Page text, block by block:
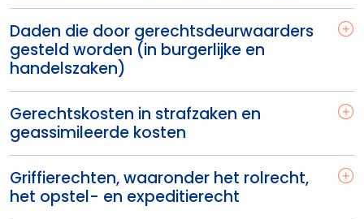
Daden die door gerechtsdeurwaarders
gesteld worden (in burgerlijke en
handelszaken)
Gerechtskosten in strafzaken en
geassimileerde kosten
Griffierechten, waaronder het rolrecht,
het opstel- en expeditierecht